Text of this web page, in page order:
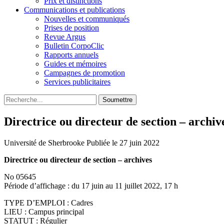
Communications et publications
Nouvelles et communiqués
Prises de position
Revue Argus
Bulletin CorpoClic
Rapports annuels
Guides et mémoires
Campagnes de promotion
Services publicitaires
Soumettre
Directrice ou directeur de section –
Université de Sherbrooke Publiée le 27 juin 2022
Directrice ou directeur de section – archives
No 05645
Période d’affichage : du 17 juin au 11 juillet 2022, 17 h
TYPE D’EMPLOI : Cadres
LIEU : Campus principal
STATUT : Régulier